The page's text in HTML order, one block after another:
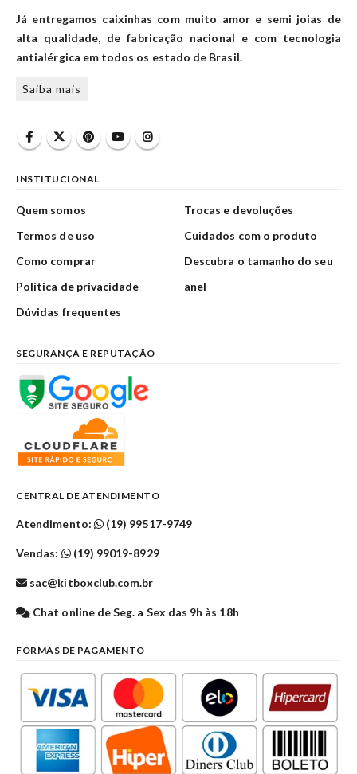
Já entregamos caixinhas com muito amor e semi joias de
alta qualidade, de fabricação nacional e com tecnologia
antialérgica em todos os estado de Brasil.
Saiba mais
INSTITUCIONAL
Quem somos
Termos de uso
Como comprar
Política de privacidade
Dúvidas frequentes
Trocas e devoluções
Cuidados com o produto
Descubra o tamanho do seu
anel
SEGURANÇA E REPUTAÇÃO
CENTRAL DE ATENDIMENTO
Atendimento: (19) 99517-9749
Vendas: (19) 99019-8929
sac@kitboxclub.com.br
Chat online de Seg. a Sex das 9h às 18h
FORMAS DE PAGAMENTO